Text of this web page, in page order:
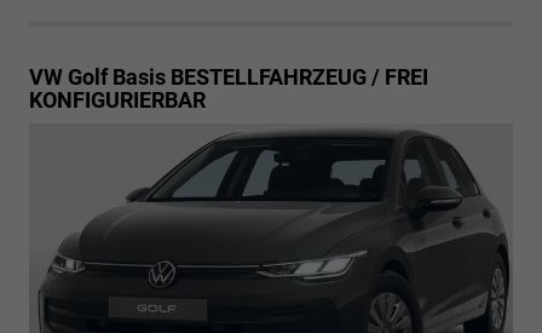
VW Golf Basis BESTELLFAHRZEUG / FREI
KONFIGURIERBAR